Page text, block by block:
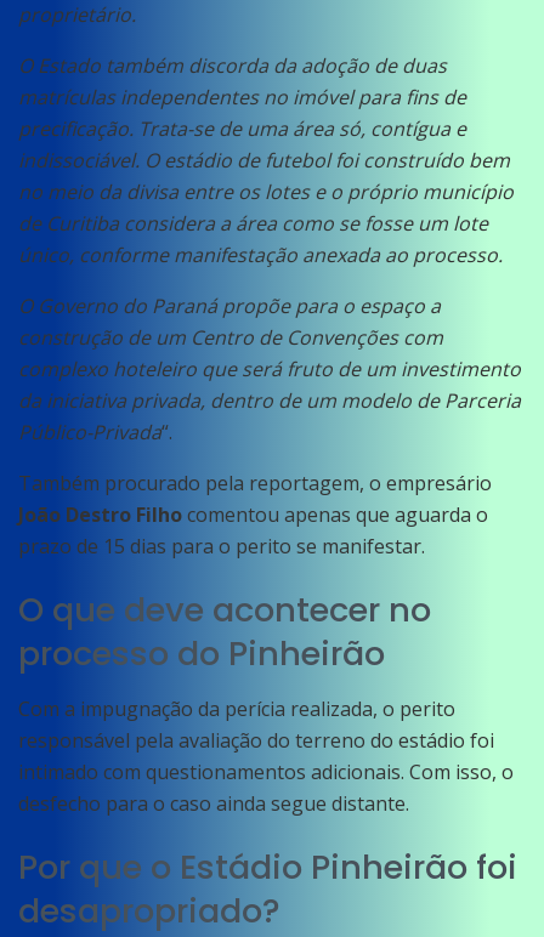
proprietário.
O Estado também discorda da adoção de duas
matrículas independentes no imóvel para fins de
precificação. Trata-se de uma área só, contígua e
indissociável. O estádio de futebol foi construído bem
no meio da divisa entre os lotes e o próprio município
de Curitiba considera a área como se fosse um lote
único, conforme manifestação anexada ao processo.
O Governo do Paraná propõe para o espaço a
construção de um Centro de Convenções com
complexo hoteleiro que será fruto de um investimento
da iniciativa privada, dentro de um modelo de Parceria
Público-Privada“.
Também procurado pela reportagem, o empresário
João Destro Filhocomentou apenas que aguarda o
prazo de 15 dias para o perito se manifestar.
O que deve acontecer no
processo do Pinheirão
Com a impugnação da perícia realizada, o perito
responsável pela avaliação do terreno do estádio foi
intimado com questionamentos adicionais. Com isso, o
desfecho para o caso ainda segue distante.
Por que o Estádio Pinheirão foi
desapropriado?